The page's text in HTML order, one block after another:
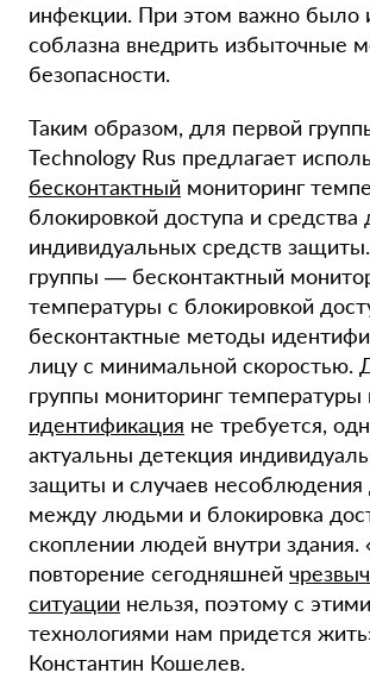
инфекции. При этом важно было
соблазна внедрить избыточные
безопасности.
Таким образом, для первой
Technology Rus предлагает
бесконтактный мониторинг
блокировкой доступа и средства
индивидуальных средств
группы — бесконтактный
температуры с блокировкой
бесконтактные методы
лицу с минимальной скоростью.
группы мониторинг температуры
идентификация не требуется,
актуальны детекция
защиты и случаев несоблюдения
между людьми и блокировка
скоплении людей внутри здания.
повторение сегодняшней
ситуации нельзя, поэтому с этими
технологиями нам придется
Константин Кошелев.